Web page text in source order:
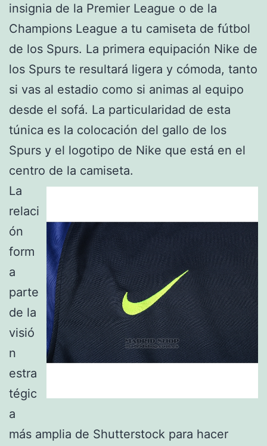
insignia de la Premier League o de la
Champions League a tu camiseta de fútbol
de los Spurs. La primera equipación Nike de
los Spurs te resultará ligera y cómoda, tanto
si vas al estadio como si animas al equipo
desde el sofá. La particularidad de esta
túnica es la colocación del gallo de los
Spurs y el logotipo de Nike que está en el
centro de la camiseta.
La
relaci
ón
form
a
parte
de la
visió
n
estra
tégic
a
más amplia de Shutterstock para hacer